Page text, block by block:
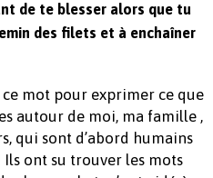
de te blesser alors que tu
des filets et à enchaîner
ce mot pour exprimer ce que
autour de moi, ma famille ,
qui sont d’abord humains
ont su trouver les mots